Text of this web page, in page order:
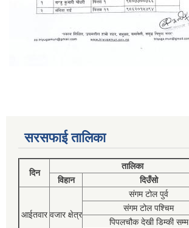
सरसफाई तालिका
दिन
तालिका
विहान
दिउँसो
आईतवार वजार क्षेत्र
संगम टोल पुर्व
संगम टोल पश्चिम
पिपलचौक देखी डिम्की सम्म